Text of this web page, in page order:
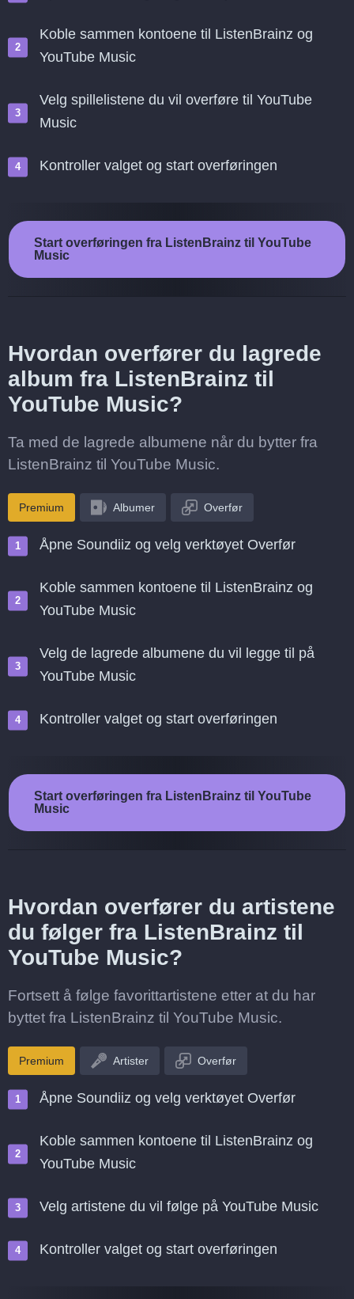
Koble sammen kontoene til ListenBrainz og
YouTube Music
Velg spillelistene du vil overføre til YouTube
Music
Kontroller valget og start overføringen
Start overføringen fra ListenBrainz til YouTube
Music
Hvordan overfører du lagrede
album fra ListenBrainz til
YouTube Music?
Ta med de lagrede albumene når du bytter fra
ListenBrainz til YouTube Music.
Premium Albumer Overfør
Åpne Soundiiz og velg verktøyet Overfør
Koble sammen kontoene til ListenBrainz og
YouTube Music
Velg de lagrede albumene du vil legge til på
YouTube Music
Kontroller valget og start overføringen
Start overføringen fra ListenBrainz til YouTube
Music
Hvordan overfører du artistene
du følger fra ListenBrainz til
YouTube Music?
Fortsett å følge favorittartistene etter at du har
byttet fra ListenBrainz til YouTube Music.
Premium Artister Overfør
Åpne Soundiiz og velg verktøyet Overfør
Koble sammen kontoene til ListenBrainz og
YouTube Music
Velg artistene du vil følge på YouTube Music
Kontroller valget og start overføringen